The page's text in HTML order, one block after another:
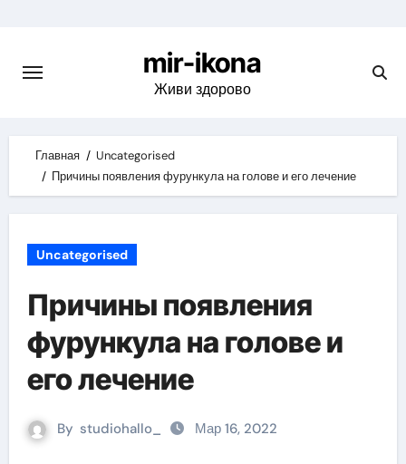
content
mir-ikona
Живи здорово
Главная
Uncategorised
Причины появления фурункула на голове и его лечение
Uncategorised
Причины появления
фурункула на голове и
его лечение
By studiohallo_ Мар 16, 2022